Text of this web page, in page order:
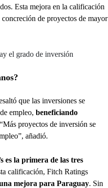
Esta mejora en la calificación
de proyectos de mayor
el grado de inversión
que las inversiones se
empleo, beneficiando
proyectos de inversión se
añadió.
es la primera de las tres
calificación, Fitch Ratings
mejora para Paraguay. Sin